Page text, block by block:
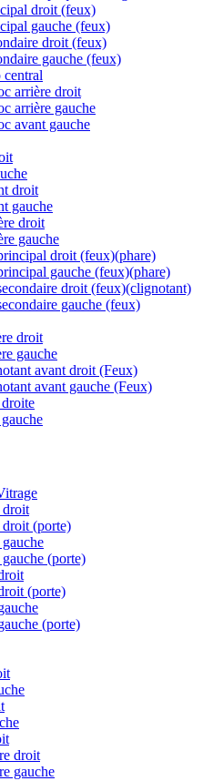
droit (feux)
gauche (feux)
droit (feux)
gauche (feux)
central
arrière droit
arrière gauche
avant gauche
droit
gauche
droit
gauche
droit (feux)(phare)
gauche (feux)(phare)
droit (feux)(clignotant)
gauche (feux)
droit
gauche
avant droit (Feux)
avant gauche (Feux)
droit
droit (porte)
(porte)
(porte)
(porte)
droit
gauche